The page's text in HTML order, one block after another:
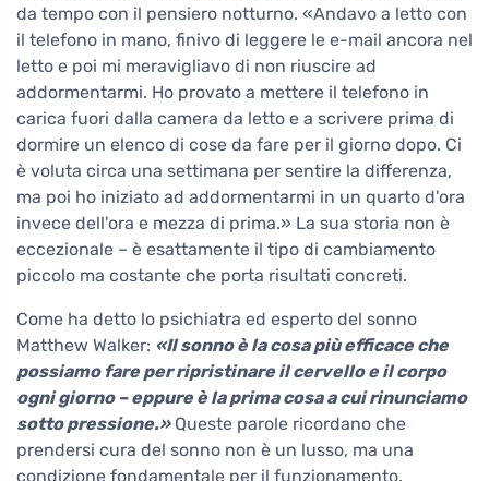
da tempo con il pensiero notturno. «Andavo a letto con
il telefono in mano, finivo di leggere le e-mail ancora nel
letto e poi mi meravigliavo di non riuscire ad
addormentarmi. Ho provato a mettere il telefono in
carica fuori dalla camera da letto e a scrivere prima di
dormire un elenco di cose da fare per il giorno dopo. Ci
è voluta circa una settimana per sentire la differenza,
ma poi ho iniziato ad addormentarmi in un quarto d'ora
invece dell'ora e mezza di prima.» La sua storia non è
eccezionale – è esattamente il tipo di cambiamento
piccolo ma costante che porta risultati concreti.
Come ha detto lo psichiatra ed esperto del sonno
Matthew Walker: «Il sonno è la cosa più efficace che
possiamo fare per ripristinare il cervello e il corpo
ogni giorno – eppure è la prima cosa a cui rinunciamo
sotto pressione.»Queste parole ricordano che
prendersi cura del sonno non è un lusso, ma una
condizione fondamentale per il funzionamento.